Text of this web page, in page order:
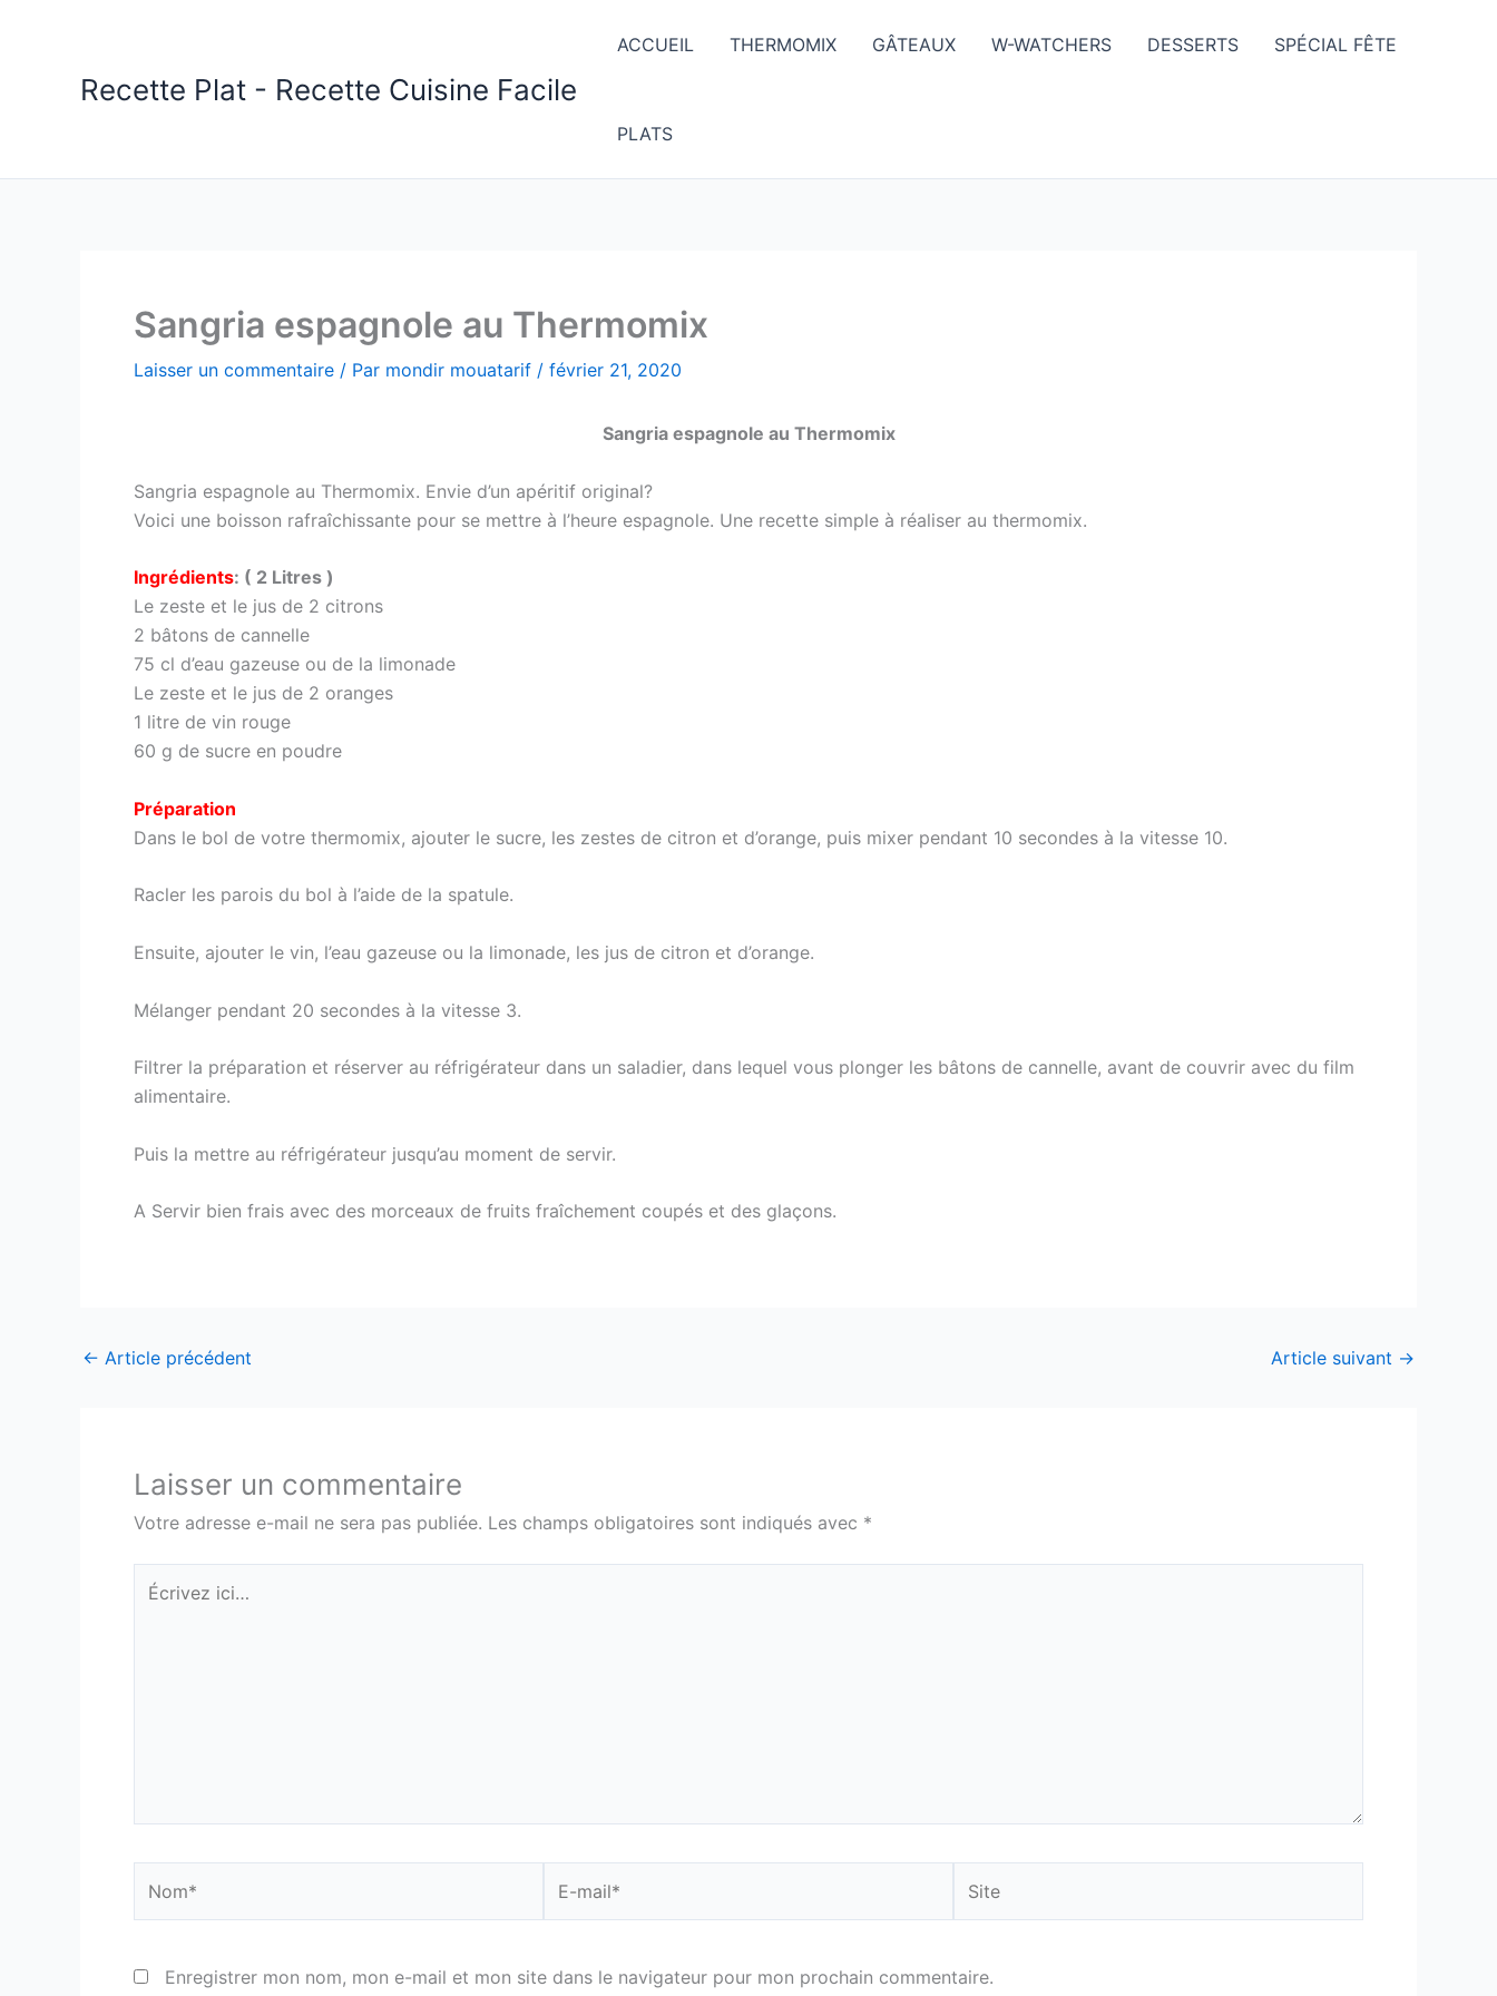
Recette Plat - Recette Cuisine Facile
ACCUEIL THERMOMIX GÂTEAUX W-WATCHERS DESSERTS SPÉCIAL FÊTE
PLATS
Sangria espagnole au Thermomix
Laisser un commentaire / Par mondir mouatarif / février 21, 2020
Sangria espagnole au Thermomix
Sangria espagnole au Thermomix. Envie d’un apéritif original?
Voici une boisson rafraîchissante pour se mettre à l’heure espagnole. Une recette simple à réaliser au thermomix.
Ingrédients: ( 2 Litres )
Le zeste et le jus de 2 citrons
2 bâtons de cannelle
75 cl d’eau gazeuse ou de la limonade
Le zeste et le jus de 2 oranges
1 litre de vin rouge
60 g de sucre en poudre
Préparation
Dans le bol de votre thermomix, ajouter le sucre, les zestes de citron et d’orange, puis mixer pendant 10 secondes à la vitesse 10.
Racler les parois du bol à l’aide de la spatule.
Ensuite, ajouter le vin, l’eau gazeuse ou la limonade, les jus de citron et d’orange.
Mélanger pendant 20 secondes à la vitesse 3.
Filtrer la préparation et réserver au réfrigérateur dans un saladier, dans lequel vous plonger les bâtons de cannelle, avant de couvrir avec du film
alimentaire.
Puis la mettre au réfrigérateur jusqu’au moment de servir.
A Servir bien frais avec des morceaux de fruits fraîchement coupés et des glaçons.
← Article précédent Article suivant →
Laisser un commentaire
Votre adresse e-mail ne sera pas publiée. Les champs obligatoires sont indiqués avec *
Écrivez
ici…
mail*
Enregistrer mon nom, mon e-mail et mon site dans le navigateur pour mon prochain commentaire.